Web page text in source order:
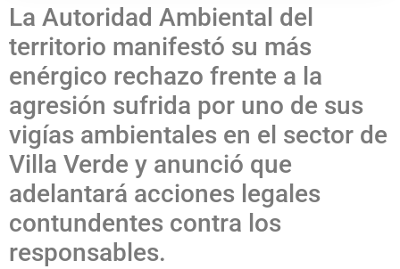
La Autoridad Ambiental del
territorio manifestó su más
enérgico rechazo frente a la
agresión sufrida por uno de sus
vigías ambientales en el sector de
Villa Verde y anunció que
adelantará acciones legales
contundentes contra los
responsables.